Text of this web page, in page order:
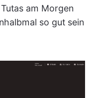
am Morgen
so gut sein